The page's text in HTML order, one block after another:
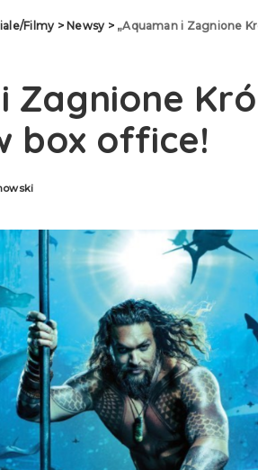
Filmy> Newsy> „Aquaman i Zagnione
Zagnione
box office!